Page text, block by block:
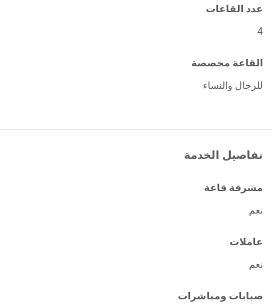
عدد القاعات
4
القاعة مخصصة
للرجال والنساء
تفاصيل الخدمة
مشرفة قاعة
نعم
عاملات
نعم
صبابات ومباشرات